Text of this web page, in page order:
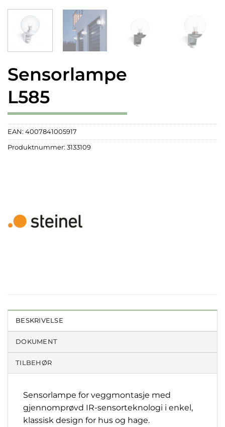
Sensorlampe
L585
EAN: 4007841005917
Produktnummer: 3133109
BESKRIVELSE
DOKUMENT
TILBEHØR
Sensorlampe for veggmontasje med
gjennomprøvd IR-sensorteknologi i enkel,
klassisk design for hus og hage.